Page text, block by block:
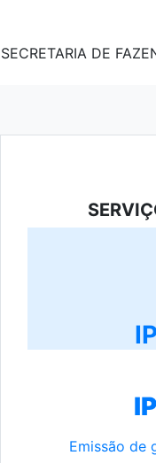
SECRETARIA DE
Emissão de